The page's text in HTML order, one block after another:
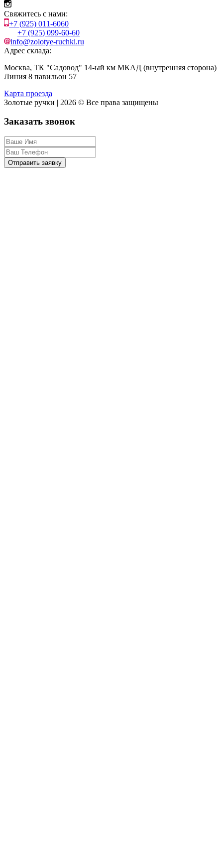
Свяжитесь с нами:
+7 (925) 011-6060
+7 (925) 099-60-60
info@zolotye-ruchki.ru
Адрес склада:
Москва, ТК "Садовод" 14-ый км МКАД (внутренняя сторона)
Линия 8 павильон 57
Карта проезда
Золотые ручки | 2026 © Все права защищены
Заказать звонок
Отправить заявку